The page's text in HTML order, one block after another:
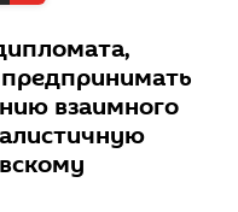
взаимного